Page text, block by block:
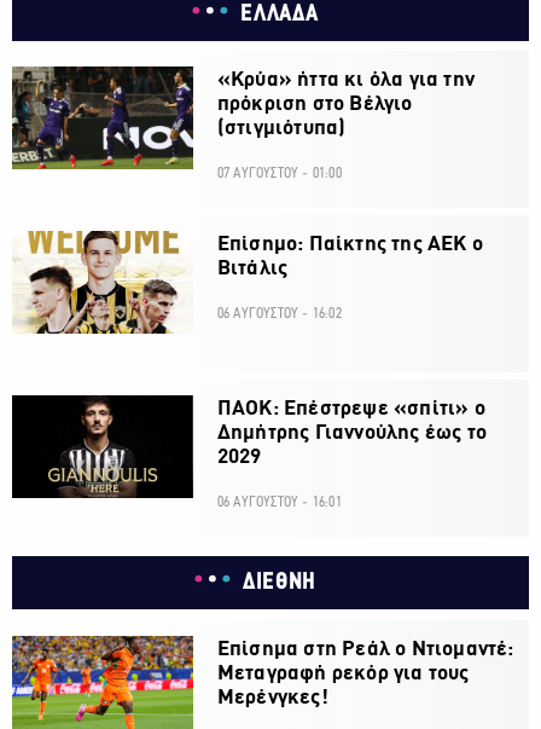
ΕΛΛΑΔΑ
«Κρύα» ήττα κι όλα για την
πρόκριση στο Βέλγιο
(στιγμιότυπα)
07 ΑΥΓΟΥΣΤΟΥ - 01:00
Επίσημο: Παίκτης της ΑΕΚ ο
Βιτάλις
06 ΑΥΓΟΥΣΤΟΥ - 16:02
ΠΑΟΚ: Επέστρεψε «σπίτι» ο
Δημήτρης Γιαννούλης έως το
2029
06 ΑΥΓΟΥΣΤΟΥ - 16:01
ΔΙΕΘΝΗ
Επίσημα στη Ρεάλ ο Ντιομαντέ:
Μεταγραφή ρεκόρ για τους
Μερένγκες!